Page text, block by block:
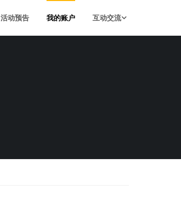
活动预告 我的账户 互动交流